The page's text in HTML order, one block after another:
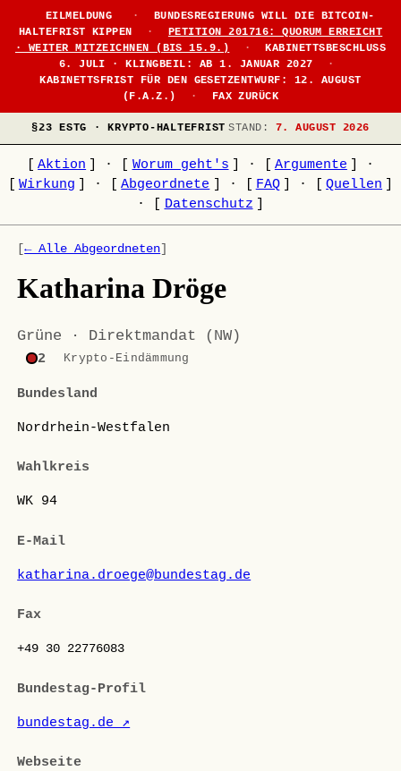
EILMELDUNG ·
BUNDESREGIERUNG WILL DIE BITCOIN-
HALTEFRIST KIPPEN
·
PETITION 201716: QUORUM ERREICHT
· WEITER MITZEICHNEN (BIS 15.9.)
·
KABINETTSBESCHLUSS
6. JULI · KLINGBEIL: AB 1. JANUAR 2027
·
KABINETTSFRIST FÜR DEN GESETZENTWURF: 12. AUGUST
(F.A.Z.)
· FAX ZURÜCK
§23 ESTG · KRYPTO-HALTEFRIST STAND: 7. AUGUST 2026
Aktion · Worum geht's · Argumente
·
Wirkung · Abgeordnete · FAQ · Quellen
·
Datenschutz
[← Alle Abgeordneten]
Katharina Dröge
Grüne · Direktmandat (NW)
2 Krypto-Eindämmung
Bundesland
Nordrhein-Westfalen
Wahlkreis
WK 94
E-Mail
katharina.droege@bundestag.de
Fax
+49 30 22776083
Bundestag-Profil
bundestag.de ↗
Webseite